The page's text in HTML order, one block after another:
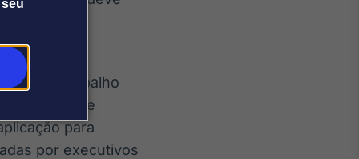
de
de trabalho
medidas de
para
por executivos